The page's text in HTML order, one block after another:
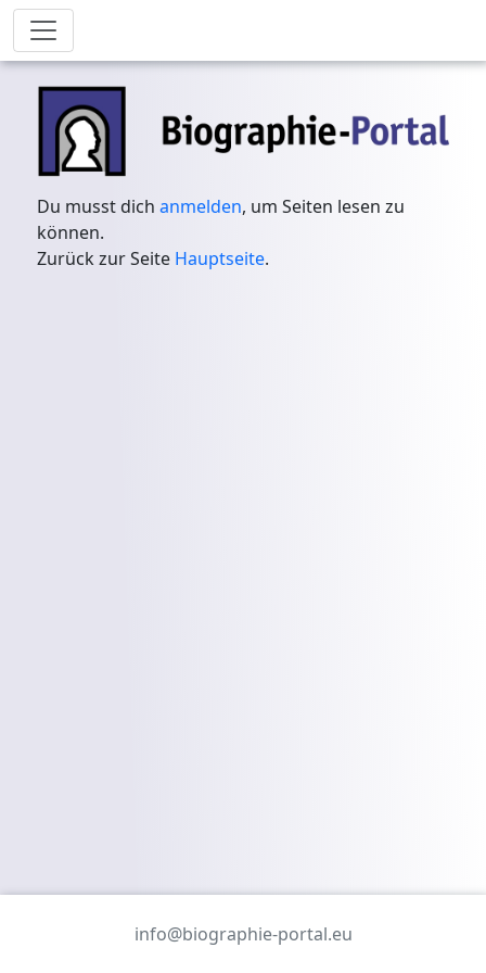
Du musst dichanmelden, um Seiten lesen zu
können.
Zurück zur Seite Hauptseite.
info@biographie-portal.eu